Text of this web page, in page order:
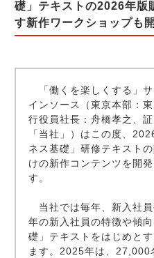
礎」テキストの2026年版
す新作ワークショップも
「働くを楽しくする」
インソース（東京本部：
行役員社長：舟橋孝之、
「当社」）はこの度、
ネス基礎」研修テキスト
けの新作コンテンツを開
す。
当社では毎年、新入社
年の新入社員の特徴や傾
礎」テキストをはじめと
ます。2025年は、27,000